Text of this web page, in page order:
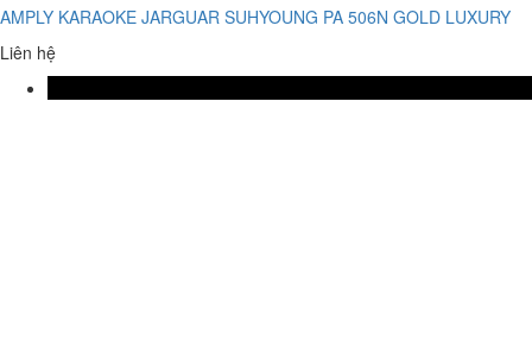
AMPLY KARAOKE JARGUAR SUHYOUNG PA 506N GOLD LUXURY
Liên hệ